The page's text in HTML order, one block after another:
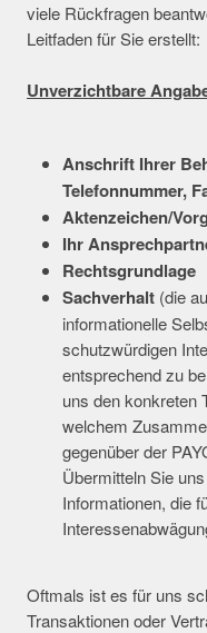
viele Rückfragen
Leitfaden für Sie erstellt:
Unverzichtbare
Anschrift Ihrer
Telefonnummer,
Aktenzeichen/
Ihr
Rechtsgrundlage
Sachverhalt (die
informationelle
schutzwürdigen
entsprechend zu
uns den konkreten
welchem
gegenüber der
Übermitteln Sie
Informationen, die
Oftmals ist es für uns
Transaktionen oder